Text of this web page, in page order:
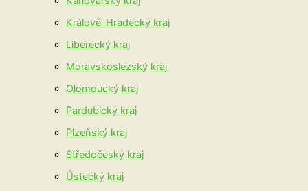
Králové-Hradecký kraj
Liberecký kraj
Moravskoslezský kraj
Olomoucký kraj
Pardubický kraj
Plzeňský kraj
Středočeský kraj
Ústecký kraj